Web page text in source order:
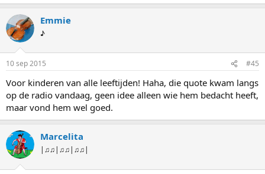
r
d
e
n
e
n
:
Emmie
♪
10 sep 2015 #45
Voor kinderen van alle leeftijden! Haha, die quote kwam langs
op de radio vandaag, geen idee alleen wie hem bedacht heeft,
maar vond hem wel goed.
Marcelita
|♫♫|♫♫|♫♫|